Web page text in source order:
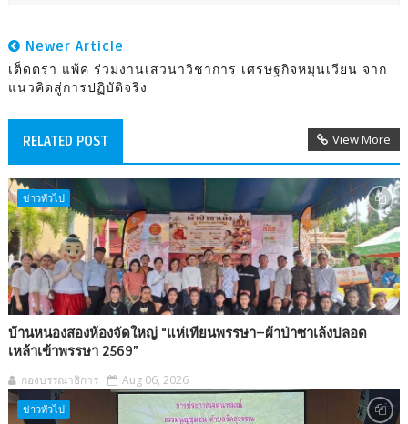
Newer Article
เต็ดตรา แพ้ค ร่วมงานเสวนาวิชาการ เศรษฐกิจหมุนเวียน จาก
แนวคิดสู่การปฏิบัติจริง
RELATED POST View More
ข่าวทั่วไป
บ้านหนองสองห้องจัดใหญ่ “แห่เทียนพรรษา–ผ้าป่าซาเล้งปลอด
เหล้าเข้าพรรษา 2569”
กองบรรณาธิการ Aug 06, 2026
ข่าวทั่วไป